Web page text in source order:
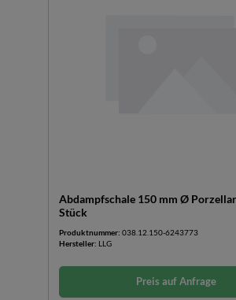
Abdampfschale 150 mm Ø
Stück
Produktnummer: 038.12.150-6243773
Hersteller: LLG
Preis auf Anfrage